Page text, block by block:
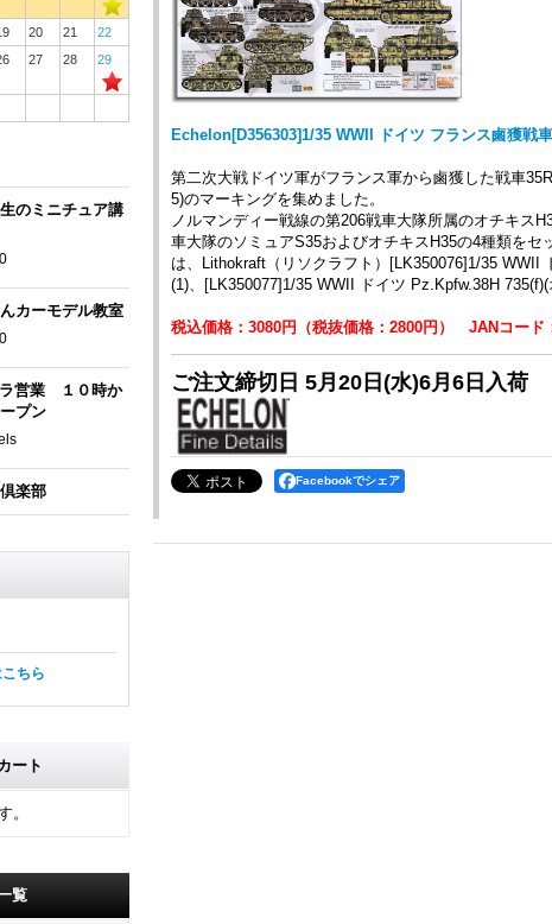
20 21
22
27 28 29
のミニチュア講
カーモデル教室
営業 １０時か
プン
楽部
ちら
ート
。
覧
Echelon[D356303]1/35 WWII ドイツ フランス鹵獲戦
第二次大戦ドイツ軍がフランス軍から鹵獲した戦車
5)のマーキングを集めました。
ノルマンディー戦線の第206戦車大隊所属のオチキス
車大隊のソミュアS35およびオチキスH35の4種類を
は、Lithokraft（リソクラフト）[LK350076]1/35 WWII
(1)、[LK350077]1/35 WWII ドイツ Pz.Kpfw.38H
税込価格：3080円（税抜価格：2800円） JANコード
ご注文締切日 5月20日(水)6月6日入荷
Facebookでシェア